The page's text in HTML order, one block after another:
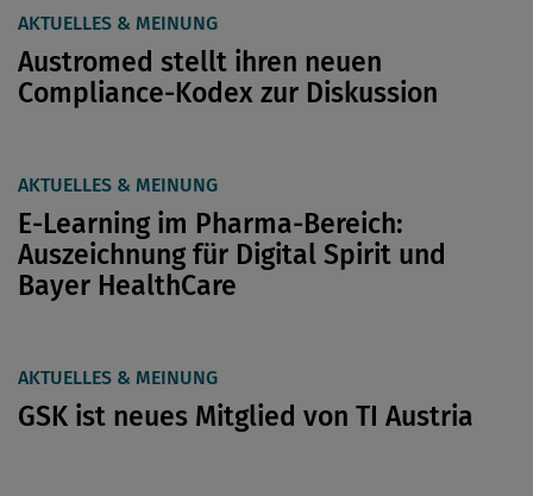
AKTUELLES & MEINUNG
Austromed stellt ihren neuen
Compliance-Kodex zur Diskussion
AKTUELLES & MEINUNG
E-Learning im Pharma-Bereich:
Auszeichnung für Digital Spirit und
Bayer HealthCare
AKTUELLES & MEINUNG
GSK ist neues Mitglied von TI Austria